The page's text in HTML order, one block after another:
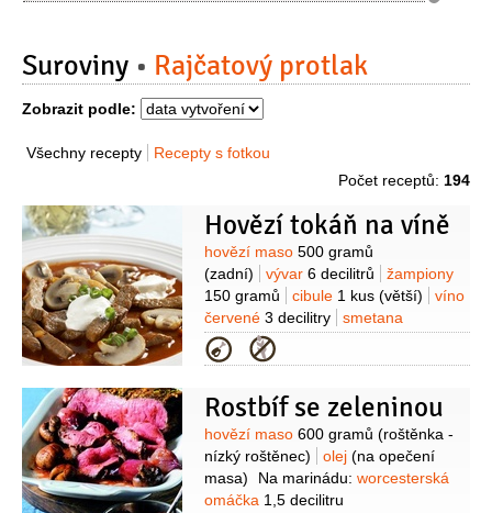
Suroviny Rajčatový protlak
Zobrazit podle:
Všechny recepty
Recepty s fotkou
Počet receptů: 194
Hovězí tokáň na víně
Suroviny
hovězí maso 500 gramů
(zadní)
vývar 6 decilitrů
žampiony
150 gramů
cibule 1 kus (větší)
víno
červené 3 decilitry
smetana
zakysaná
2 lžíce
rajčatový protlak1 lžíce
olej
Kategorie
Rostbíf se zeleninou
Suroviny
hovězí maso 600 gramů (roštěnka -
nízký roštěnec)
olej (na opečení
masa)
Na marinádu: worcesterská
omáčka 1,5 decilitru